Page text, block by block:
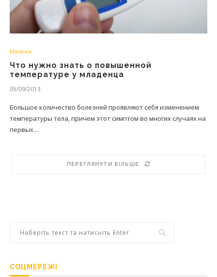
Малюки
Что нужно знать о повышенной
температуре у младенца
05/09/2013
Большое количество болезней проявляют себя изменением
температуры тела, причем этот симптом во многих случаях на
первых…
ПЕРЕГЛЯНУТИ БІЛЬШЕ
СОЦМЕРЕЖІ